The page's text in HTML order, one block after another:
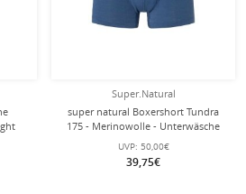
Super.Natural
super natural Boxershort Tundra
175 - Merinowolle - Unterwäsche
oceanblau Herren - 1 Stück
UVP: 50,00€
39,75€